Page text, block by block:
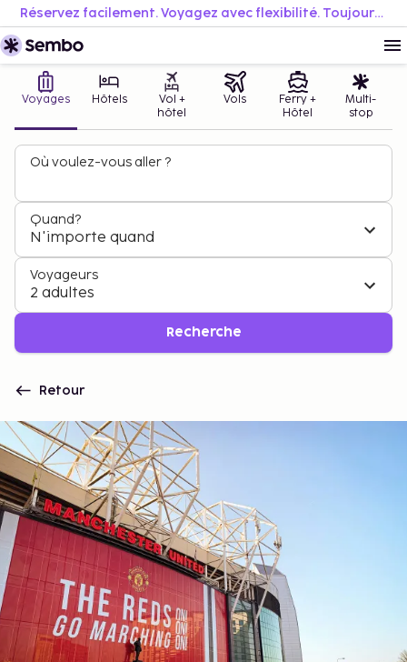
Réservez facilement. Voyagez avec flexibilité. Toujours au meilleur prix.
Voyages Hôtels
Vol +
hôtel
Vols
Ferry +
Hôtel
Multi-
stop
Où voulez-vous aller ?
Quand?
N'importe quand
Voyageurs
2 adultes
Recherche
Retour